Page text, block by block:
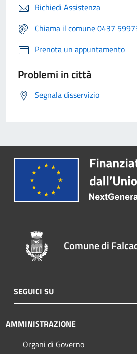
Richiedi Assistenza
Chiama il comune 0437
Prenota un appuntamento
Problemi in città
Segnala disservizio
Comune di
SEGUICI SU
AMMINISTRAZIONE
Organi di Governo